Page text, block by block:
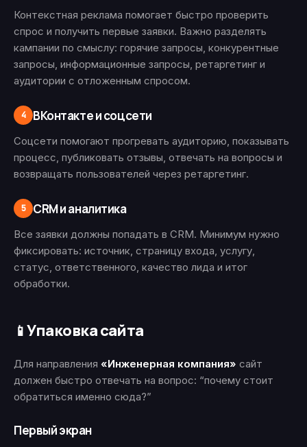
Контекстная реклама помогает быстро проверить
спрос и получить первые заявки. Важно разделять
кампании по смыслу: горячие запросы, конкурентные
запросы, информационные запросы, ретаргетинг и
аудитории с отложенным спросом.
4 ВКонтакте и соцсети
Соцсети помогают прогревать аудиторию, показывать
процесс, публиковать отзывы, отвечать на вопросы и
возвращать пользователей через ретаргетинг.
5 CRM и аналитика
Все заявки должны попадать в CRM. Минимум нужно
фиксировать: источник, страницу входа, услугу,
статус, ответственного, качество лида и итог
обработки.
📱Упаковка сайта
Для направления «Инженерная компания» сайт
должен быстро отвечать на вопрос: “почему стоит
обратиться именно сюда?”
Первый экран